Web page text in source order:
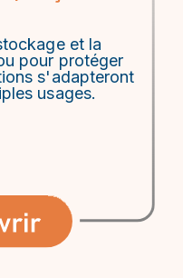
et la
pour protéger
s'adapteront
usages.